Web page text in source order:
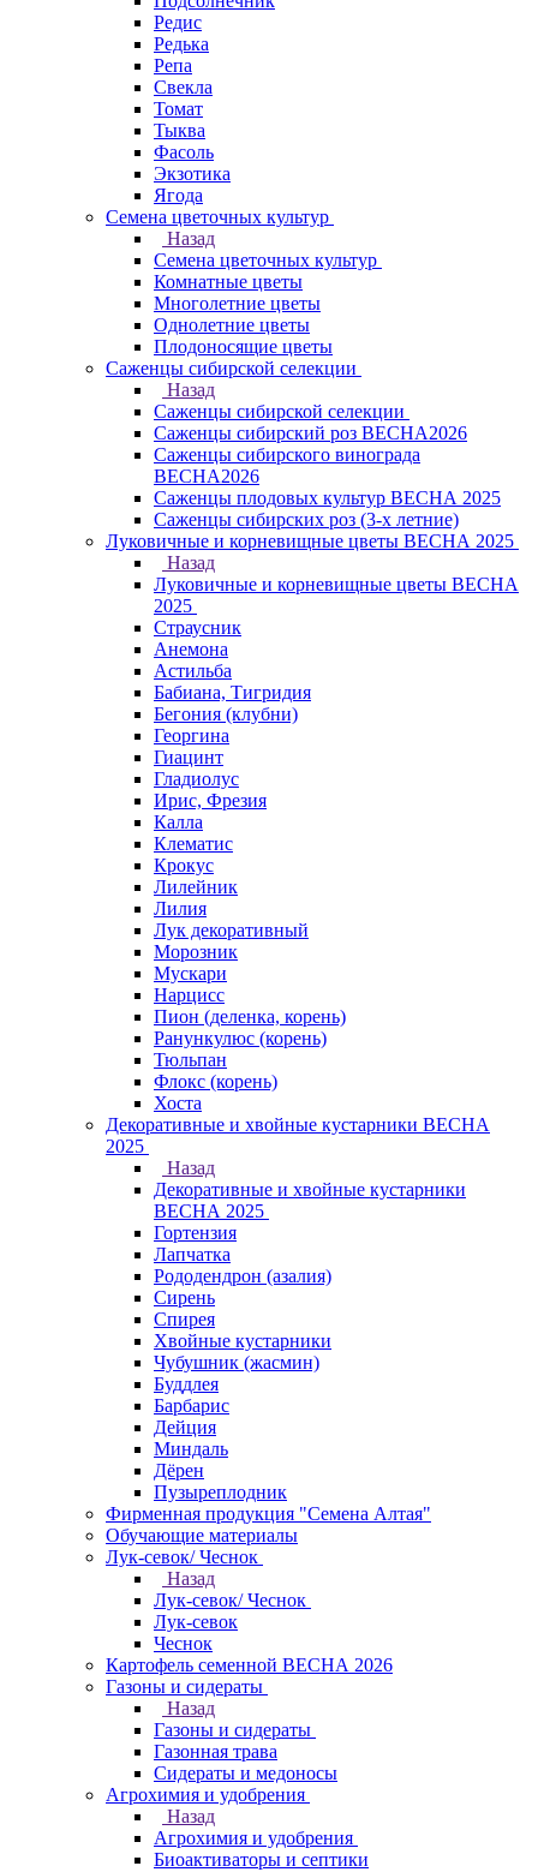
Редис
Редька
Репа
Свекла
Томат
Тыква
Фасоль
Экзотика
Ягода
Семена цветочных культур
Назад
Семена цветочных культур
Комнатные цветы
Многолетние цветы
Однолетние цветы
Плодоносящие цветы
Саженцы сибирской селекции
Назад
Саженцы сибирской селекции
Саженцы сибирский роз ВЕСНА2026
Саженцы сибирского винограда
ВЕСНА2026
Саженцы плодовых культур ВЕСНА 2025
Саженцы сибирских роз (3-х летние)
Луковичные и корневищные цветы ВЕСНА 2025
Назад
Луковичные и корневищные цветы ВЕСНА
2025
Страусник
Анемона
Астильба
Бабиана, Тигридия
Бегония (клубни)
Георгина
Гиацинт
Гладиолус
Ирис, Фрезия
Калла
Клематис
Крокус
Лилейник
Лилия
Лук декоративный
Морозник
Мускари
Нарцисс
Пион (деленка, корень)
Ранункулюс (корень)
Тюльпан
Флокс (корень)
Хоста
Декоративные и хвойные кустарники ВЕСНА
2025
Назад
Декоративные и хвойные кустарники
ВЕСНА 2025
Гортензия
Лапчатка
Рододендрон (азалия)
Сирень
Спирея
Хвойные кустарники
Чубушник (жасмин)
Буддлея
Барбарис
Дейция
Миндаль
Дёрен
Пузыреплодник
Фирменная продукция "Семена Алтая"
Обучающие материалы
Лук-севок/ Чеснок
Назад
Лук-севок/ Чеснок
Лук-севок
Чеснок
Картофель семенной ВЕСНА 2026
Газоны и сидераты
Назад
Газоны и сидераты
Газонная трава
Сидераты и медоносы
Агрохимия и удобрения
Назад
Агрохимия и удобрения
Биоактиваторы и септики